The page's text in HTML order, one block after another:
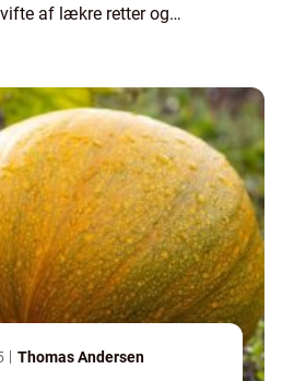
af lækre retter og
Thomas Andersen